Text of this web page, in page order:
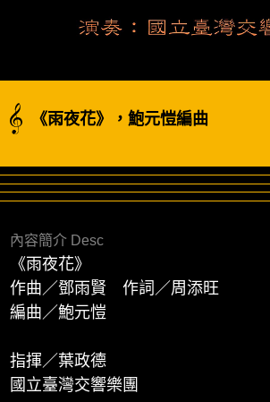
《雨夜花》，鮑元愷編曲
內容簡介 Desc
《雨夜花》
作曲／鄧雨賢 作詞／周添旺
編曲／鮑元愷
指揮／葉政德
國立臺灣交響樂團